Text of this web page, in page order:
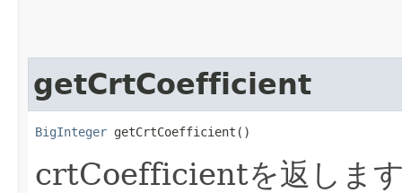
getCrtCoefficient
BigInteger getCrtCoefficient()
crtCoefficientを返しま